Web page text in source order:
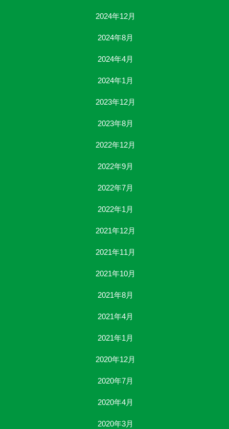
2024年12月
2024年8月
2024年4月
2024年1月
2023年12月
2023年8月
2022年12月
2022年9月
2022年7月
2022年1月
2021年12月
2021年11月
2021年10月
2021年8月
2021年4月
2021年1月
2020年12月
2020年7月
2020年4月
2020年3月